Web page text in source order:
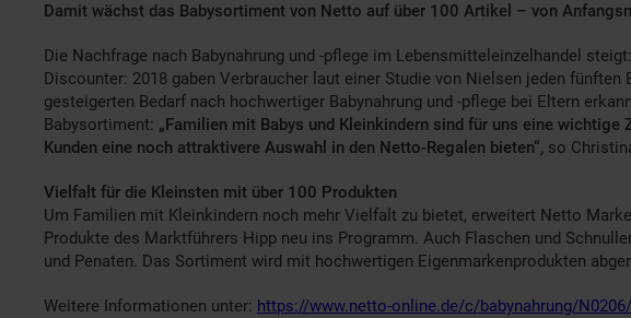
Damit wächst das Babysortiment von Netto auf über 100 Artikel – von
Die Nachfrage nach Babynahrung und -pflege im Lebensmitteleinzelhandel
Discounter: 2018 gaben Verbraucher laut einer Studie von Nielsen jeden
gesteigerten Bedarf nach hochwertiger Babynahrung und -pflege bei Eltern
Babysortiment: „Familien mit Babys und Kleinkindern sind für uns eine
Kunden eine noch attraktivere Auswahl in den Netto-Regalen bieten“, so
Vielfalt für die Kleinsten mit über 100 Produkten
Um Familien mit Kleinkindern noch mehr Vielfalt zu bietet, erweitert Netto
Produkte des Marktführers Hipp neu ins Programm. Auch Flaschen und
und Penaten. Das Sortiment wird mit hochwertigen Eigenmarkenprodukten
Weitere Informationen unter: https://www.netto-online.de/c/babynahrung/N0206/